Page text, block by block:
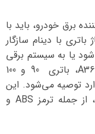
برق خودرو، باید با
با دینام سازگار
یا به سیستم برقی
خودرو آسیب وارد شود. برای ون ایویکو A36، باتری 90 و 100
استاندارد توصیه می‌شود. این
باتری با سیستم‌های برقی پیشرفته خودرو، از جمله ترمز ABS و